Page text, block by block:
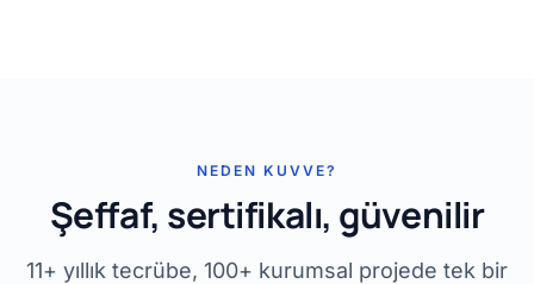
NEDEN KUVVE?
Şeffaf, sertifikalı, güvenilir
11+ yıllık tecrübe, 100+ kurumsal projede tek bir